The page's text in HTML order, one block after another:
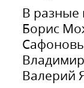
В разные
Борис
Валерий